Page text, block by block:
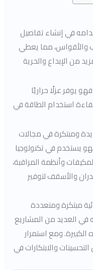
في إنشاء تفاصيل
والأقواس، مما يعطي
من الإبداع والحرية
يوفر عزلًا حراريًا
استخدام الطاقة في
ومبتكرة في مجالات
يستخدم في تكنولوجيا
وأنظمة المراقبة،
والأسقف لتوفير
مبتكرة ومتعددة
في العديد من المشاريع
الكبيرة. ومع استمرار
والابتكارات في